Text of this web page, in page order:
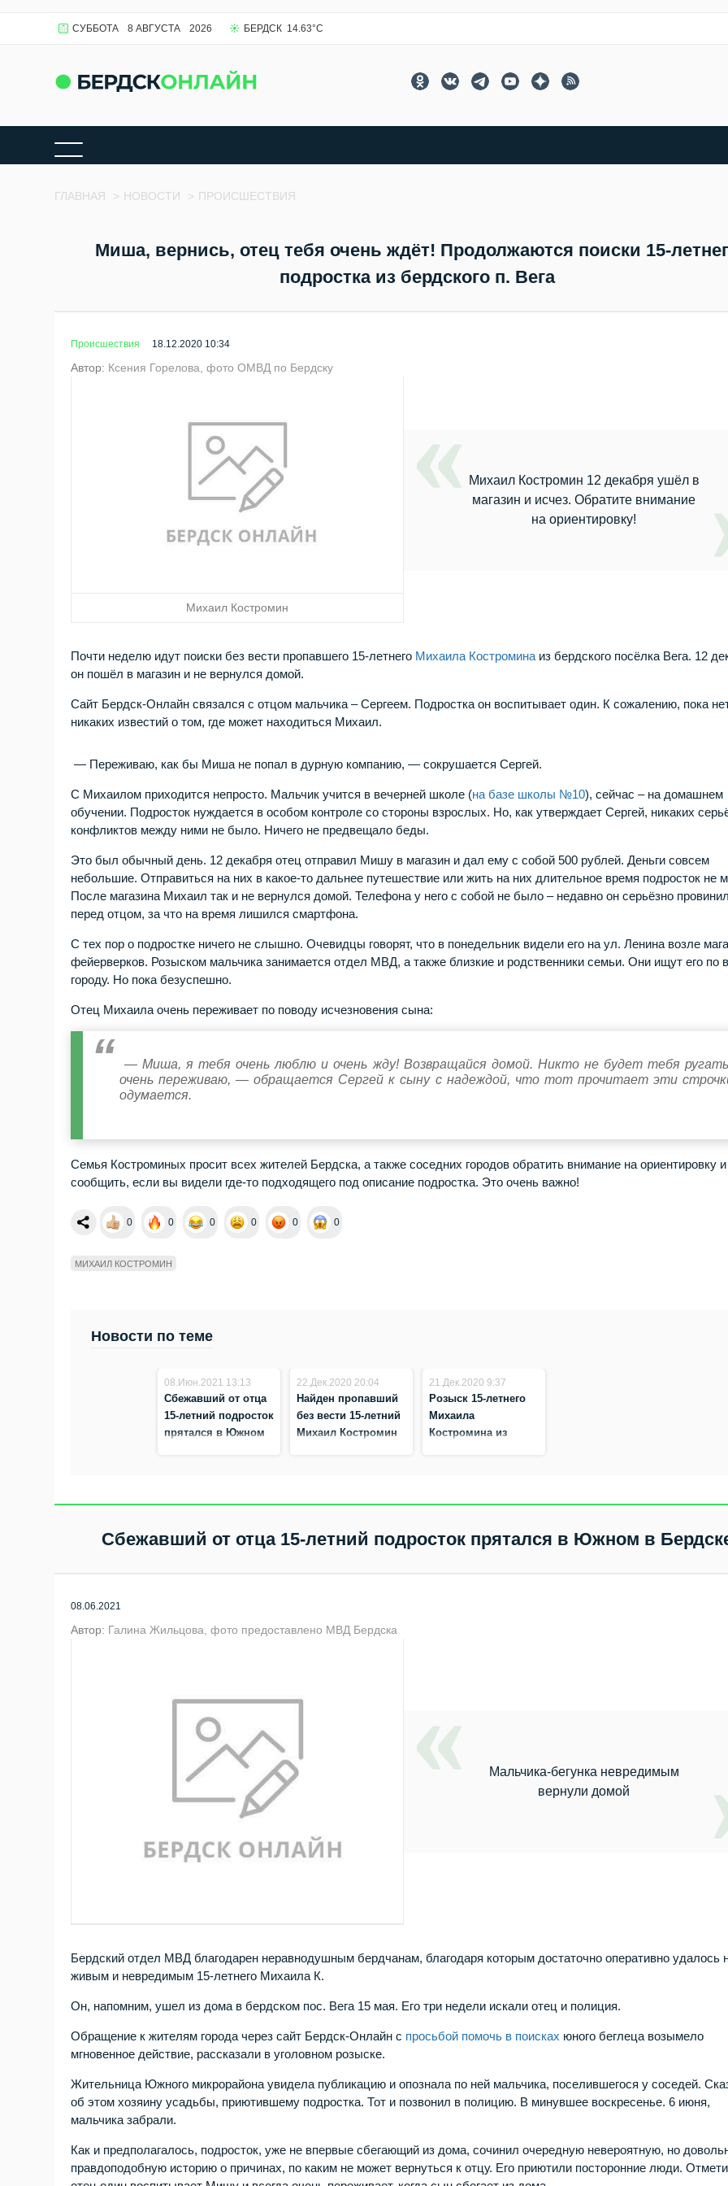
СУББОТА 8 АВГУСТА 2026 БЕРДСК 14.63°C
ГЛАВНАЯ > НОВОСТИ > ПРОИСШЕСТВИЯ
Миша, вернись, отец тебя очень ждёт! Продолжаются поиски 15-
подростка из бердского п. Вега
Происшествия 18.12.2020 10:34
Автор: Ксения Горелова, фото ОМВД по Бердску
Михаил Костромин
Михаил Костромин 12 декабря ушёл в
магазин и исчез. Обратите внимание
на ориентировку!
Почти неделю идут поиски без вести пропавшего 15-летнего Михаила Костромина из бердского посёлка Вега. 12
он пошёл в магазин и не вернулся домой.
Сайт Бердск-Онлайн связался с отцом мальчика – Сергеем. Подростка он воспитывает один. К сожалению, пока
никаких известий о том, где может находиться Михаил.
— Переживаю, как бы Миша не попал в дурную компанию, — сокрушается Сергей.
С Михаилом приходится непросто. Мальчик учится в вечерней школе (на базе школы №10), сейчас – на домашнем
обучении. Подросток нуждается в особом контроле со стороны взрослых. Но, как утверждает Сергей, никаких
конфликтов между ними не было. Ничего не предвещало беды.
Это был обычный день. 12 декабря отец отправил Мишу в магазин и дал ему с собой 500 рублей. Деньги совсем
небольшие. Отправиться на них в какое-то дальнее путешествие или жить на них длительное время подросток не
После магазина Михаил так и не вернулся домой. Телефона у него с собой не было – недавно он серьёзно
перед отцом, за что на время лишился смартфона.
С тех пор о подростке ничего не слышно. Очевидцы говорят, что в понедельник видели его на ул. Ленина возле
фейерверков. Розыском мальчика занимается отдел МВД, а также близкие и родственники семьи. Они ищут его по
городу. Но пока безуспешно.
Отец Михаила очень переживает по поводу исчезновения сына:
— Миша, я тебя очень люблю и очень жду! Возвращайся домой. Никто не будет тебя
очень переживаю, — обращается Сергей к сыну с надеждой, что тот прочитает эти
одумается.
Семья Костроминых просит всех жителей Бердска, а также соседних городов обратить внимание на ориентировку и
сообщить, если вы видели где-то подходящего под описание подростка. Это очень важно!
0 0 0 0 0 0
МИХАИЛ КОСТРОМИН
Новости по теме
08.Июн.2021 13:13
Сбежавший от отца
15-летний подросток
прятался в Южном
22.Дек.2020 20:04
Найден пропавший
без вести 15-летний
Михаил Костромин
21.Дек.2020 9:37
Розыск 15-летнего
Михаила
Костромина из
Сбежавший от отца 15-летний подросток прятался в Южном в
08.06.2021
Автор: Галина Жильцова, фото предоставлено МВД Бердска
Мальчика-бегунка невредимым
вернули домой
Бердский отдел МВД благодарен неравнодушным бердчанам, благодаря которым достаточно оперативно удалось
живым и невредимым 15-летнего Михаила К.
Он, напомним, ушел из дома в бердском пос. Вега 15 мая. Его три недели искали отец и полиция.
Обращение к жителям города через сайт Бердск-Онлайн с просьбой помочь в поисках юного беглеца возымело
мгновенное действие, рассказали в уголовном розыске.
Жительница Южного микрорайона увидела публикацию и опознала по ней мальчика, поселившегося у соседей.
об этом хозяину усадьбы, приютившему подростка. Тот и позвонил в полицию. В минувшее воскресенье. 6 июня,
мальчика забрали.
Как и предполагалось, подросток, уже не впервые сбегающий из дома, сочинил очередную невероятную, но
правдоподобную историю о причинах, по каким не может вернуться к отцу. Его приютили посторонние люди.